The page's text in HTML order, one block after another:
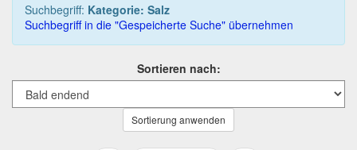
Suchbegriff: Kategorie: Salz
Suchbegriff in die "Gespeicherte Suche" übernehmen
Sortieren nach:
Sortierung anwenden